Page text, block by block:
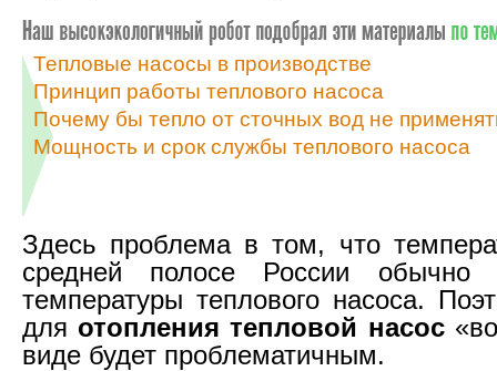
Тепловые насосы в производстве
Принцип работы теплового насоса
Почему бы тепло от сточных вод не
Мощность и срок службы теплового насоса
Здесь проблема в том, что
средней полосе России обычно
температуры теплового насоса.
для отопления тепловой насос
виде будет проблематичным.